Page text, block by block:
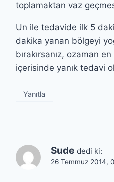
toplamaktan vaz
Un ile tedavide ilk 5
dakika yanan bölgeyi
bırakırsanız, ozaman
içerisinde yanık tedavi
Yanıtla
Sude dedi ki:
26 Temmuz 2014,